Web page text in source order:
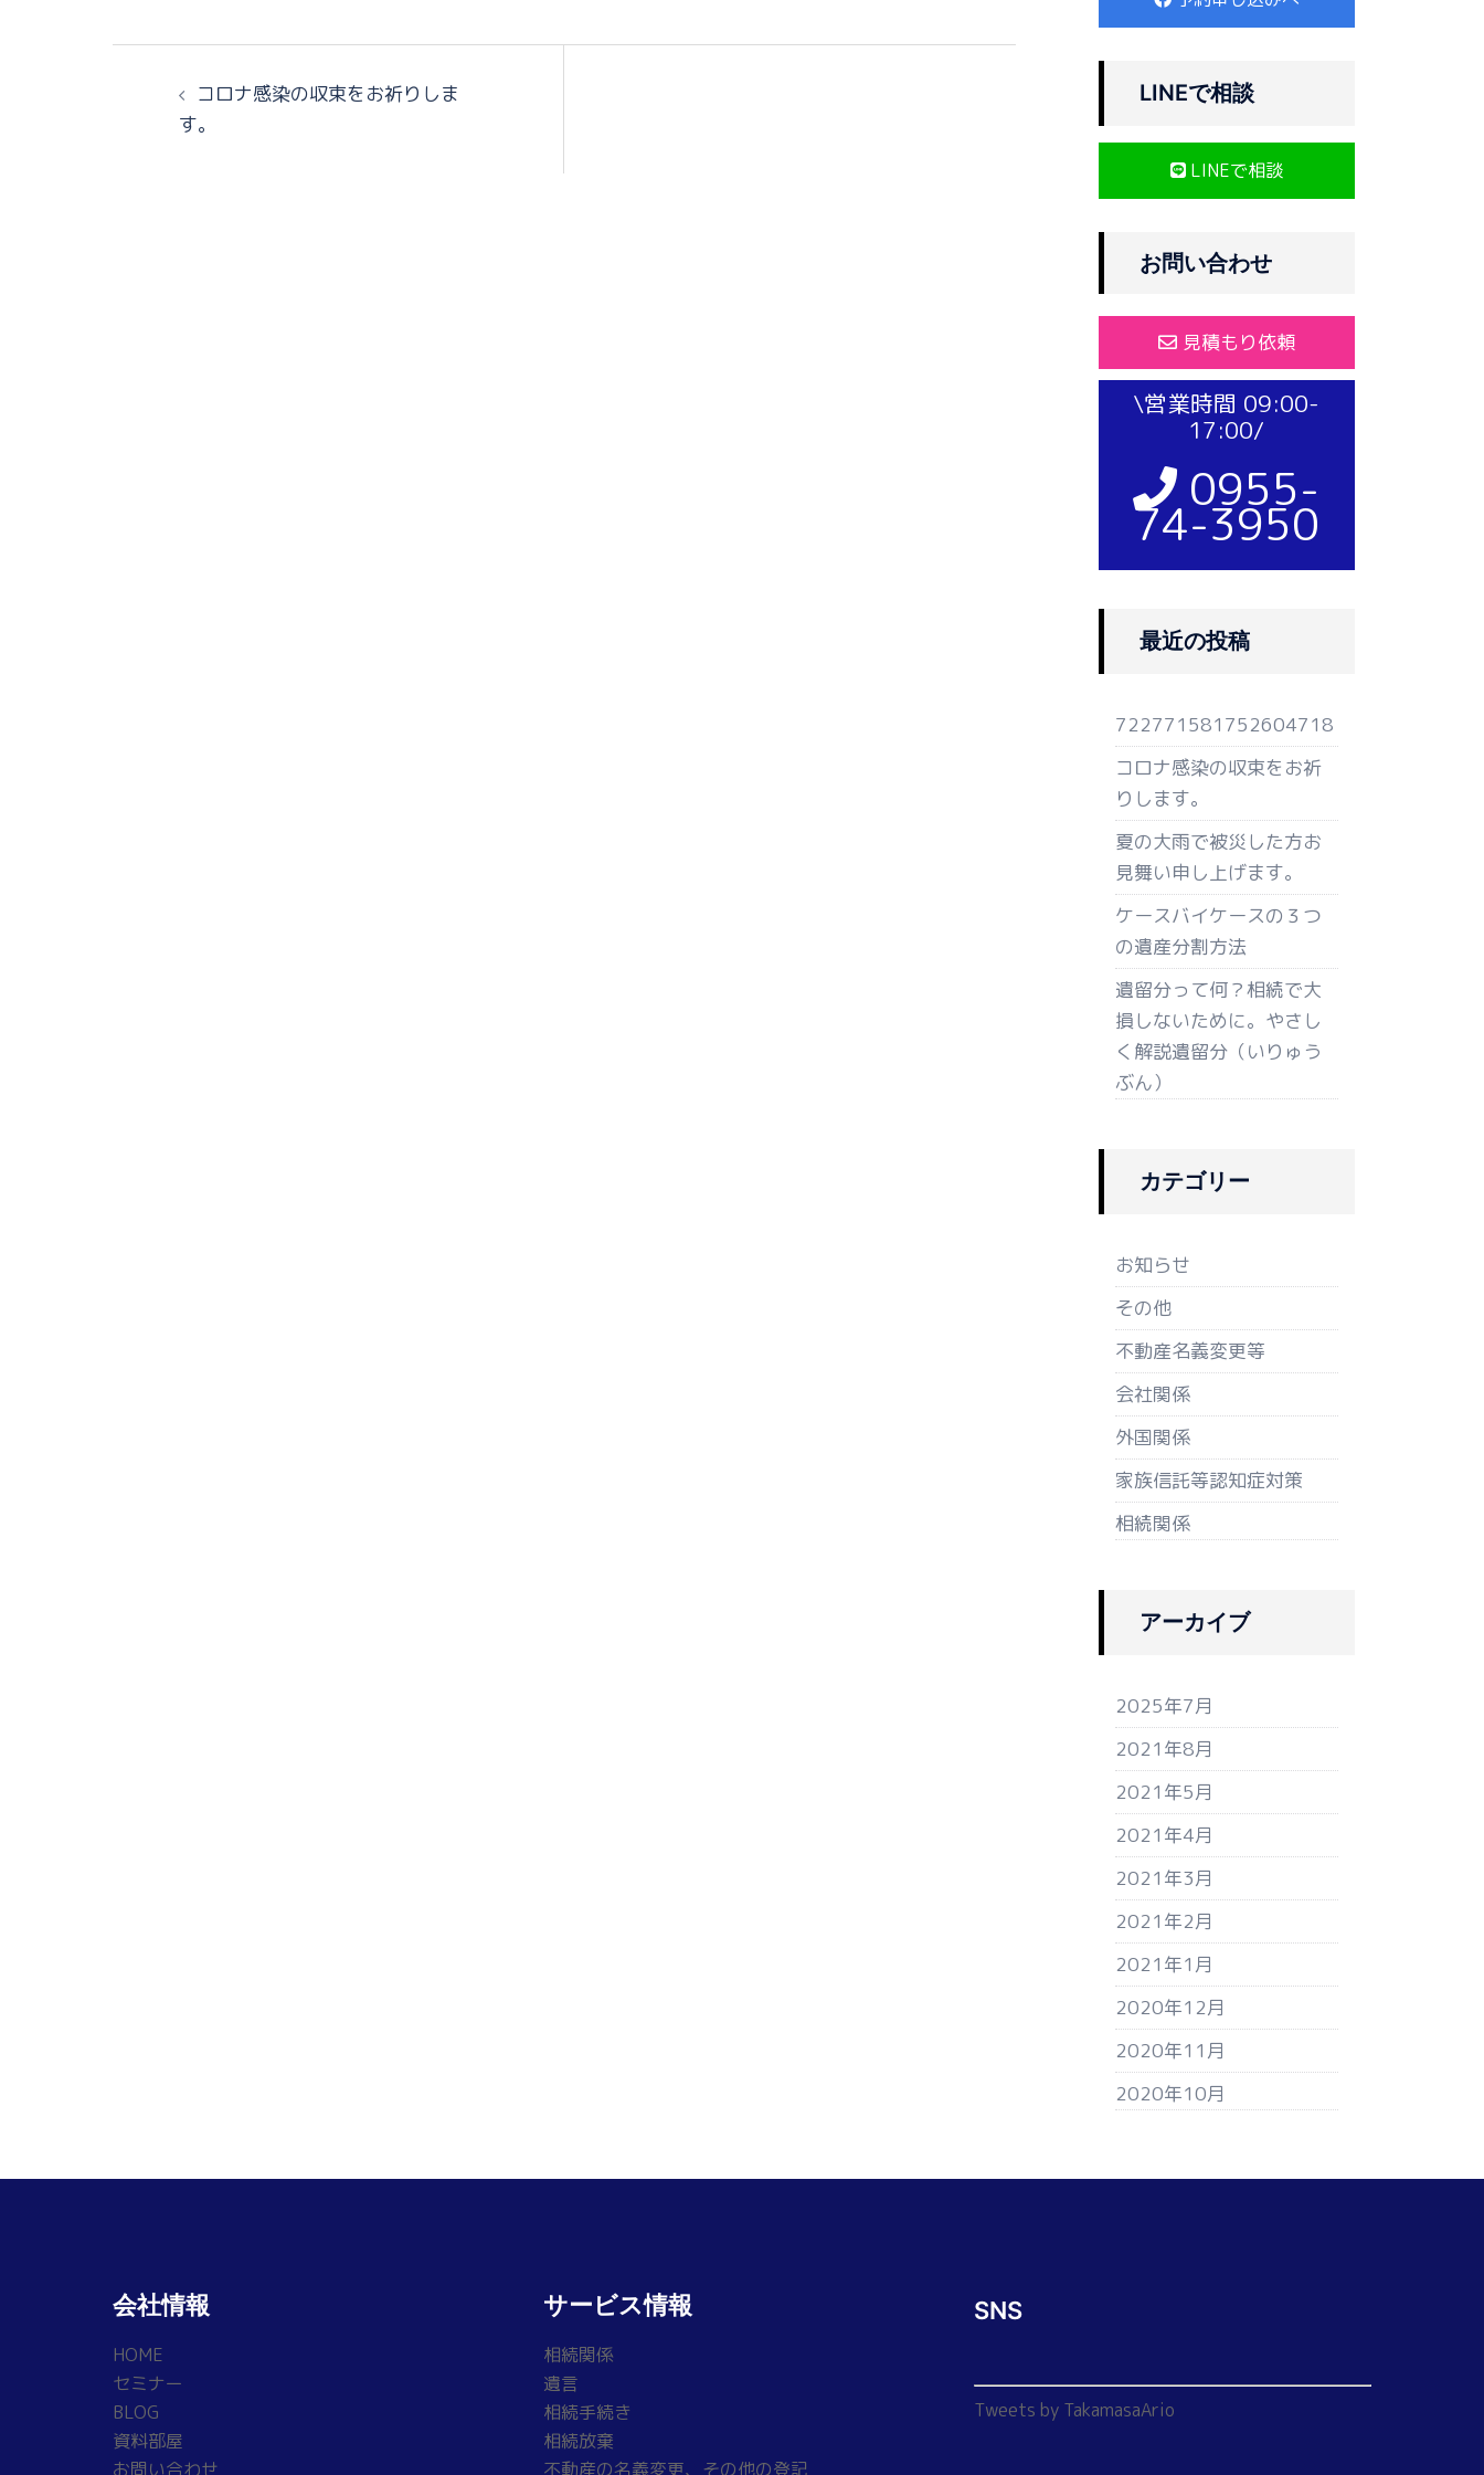
コロナ感染の収束をお祈りしま
す。
LINEで相談
LINEで相談
お問い合わせ
見積もり依頼
\営業時間 09:00-
17:00/
0955-
74-3950
最近の投稿
722771581752604718
コロナ感染の収束をお祈
りします。
夏の大雨で被災した方お
見舞い申し上げます。
ケースバイケースの３つ
の遺産分割方法
遺留分って何？相続で大
損しないために。やさし
く解説遺留分（いりゅう
ぶん）
カテゴリー
お知らせ
その他
不動産名義変更等
会社関係
外国関係
家族信託等認知症対策
相続関係
アーカイブ
2025年7月
2021年8月
2021年5月
2021年4月
2021年3月
2021年2月
2021年1月
2020年12月
2020年11月
2020年10月
会社情報
HOME
セミナー
BLOG
資料部屋
お問い合わせ
サービス情報
相続関係
遺言
相続手続き
相続放棄
不動産の名義変更、その他の登記
SNS
Tweets by TakamasaArio